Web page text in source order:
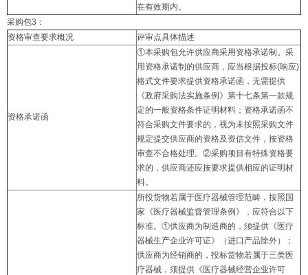
在有效期内。
采购包3：
资格审查要求概况
评审点具体描述
资格承诺函
①本采购包允许供应商采用资格承诺制。采
用资格承诺制的供应商，应当根据投标(响应)
格式文件要求提供资格承诺函，无需提供
《政府采购法实施条例》第十七条第一款规
定的一般资格条件证明材料；资格承诺函不
符合采购文件要求的，视为未按照采购文件
规定提交供应商的资格及资信文件，按资格
审查不合格处理。②采购项目有特殊资格要
求的，供应商还应按要求提供相应的证明材
料。
所投货物若属于医疗器械管理范畴，按照国
家《医疗器械监督管理条例》，应符合以下
标准。①供应商为制造商的，须提供《医疗
器械生产企业许可证》（进口产品除外）；
供应商为经销商的，投标货物若属于三类医
疗器械，须提供《医疗器械经营企业许可